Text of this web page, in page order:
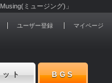
ミュージング)」
ユーザー登録 マイページ
ット BGS